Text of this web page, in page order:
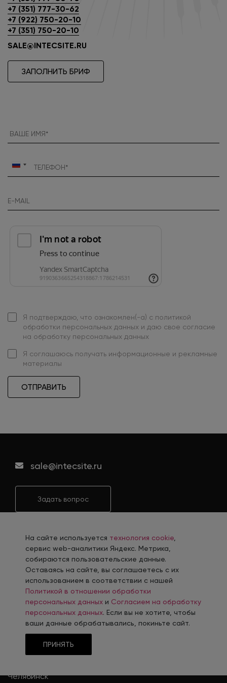
+7 (351) 777-30-62
+7 (922) 750-20-10
+7 (351) 750-20-10
SALE@INTECSITE.RU
ЗАПОЛНИТЬ БРИФ
Россия
Я подтверждаю, что ознакомлен(-а) с политикой
обработки персональных данных и даю свое согласие
на обработку персональных данных
Я соглашаюсь получать информационные и рекламные
материалы
ОТПРАВИТЬ
sale@intecsite.ru
Задать вопрос
8 (800) 100-45-85
Единый номер отдела продаж в г. Челябинск
ОФИС
Челябинск
На сайте используется технология cookie
сервис web-аналитики Яндекс. Метрика,
собираются пользовательские данные.
Оставаясь на сайте, вы соглашаетесь с их
использованием в соответствии с нашей
Политикой в отношении обработки
персональных данных и Согласием на обработку
персональных данных. Если вы не хотите, чтобы
ваши данные обрабатывались, покиньте сайт.
ПРИНЯТЬ